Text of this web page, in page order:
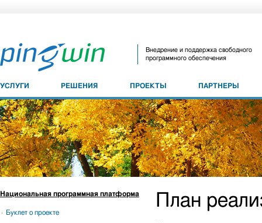
Внедрение и поддержка свободного
программного обеспечения
УСЛУГИ РЕШЕНИЯ ПРОЕКТЫ ПАРТНЕРЫ
План
Национальная программная платформа
Буклет о проекте